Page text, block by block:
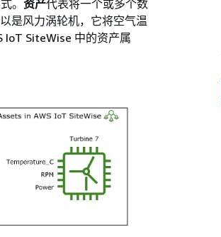
。 资产代表将一个或多个数
是风力涡轮机，它将空气温
IoT SiteWise 中的资产属